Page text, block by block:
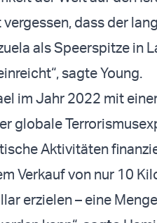
dass der
als Speerspitze in
sagte Young.
im Jahr 2022 mit
globale
Aktivitäten
Verkauf von nur 10
erzielen – eine